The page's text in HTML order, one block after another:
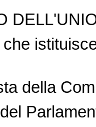
della